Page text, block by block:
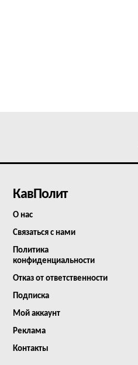
КавПолит
О нас
Связаться с нами
Политика
конфиденциальности
Отказ от ответственности
Подписка
Мой аккаунт
Реклама
Контакты